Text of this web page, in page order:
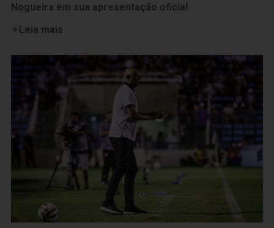
Nogueira em sua apresentação oficial
Leia mais